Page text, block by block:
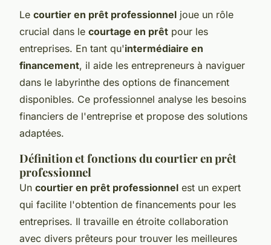
Le courtier en prêt professionnel joue un rôle
crucial dans le courtage en prêt pour les
entreprises. En tant qu'intermédiaire en
financement, il aide les entrepreneurs à naviguer
dans le labyrinthe des options de financement
disponibles. Ce professionnel analyse les besoins
financiers de l'entreprise et propose des solutions
adaptées.
Définition et fonctions du courtier en prêt
professionnel
Un courtier en prêt professionnel est un expert
qui facilite l'obtention de financements pour les
entreprises. Il travaille en étroite collaboration
avec divers prêteurs pour trouver les meilleures